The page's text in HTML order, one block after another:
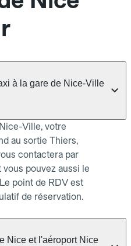
à la gare de Nice-Ville
Ville, votre
au sortie Thiers,
contactera par
pouvez aussi le
point de RDV est
de réservation.
Nice et l'aéroport Nice